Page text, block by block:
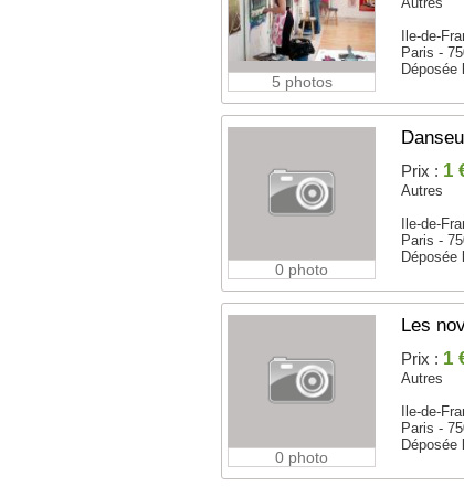
5 photos
Ile-de-
Paris -
Déposée
0 photo
Prix : 1
Autres
Ile-de-
Paris -
Déposée
0 photo
Les
Prix : 1
Autres
Ile-de-
Paris -
Déposée